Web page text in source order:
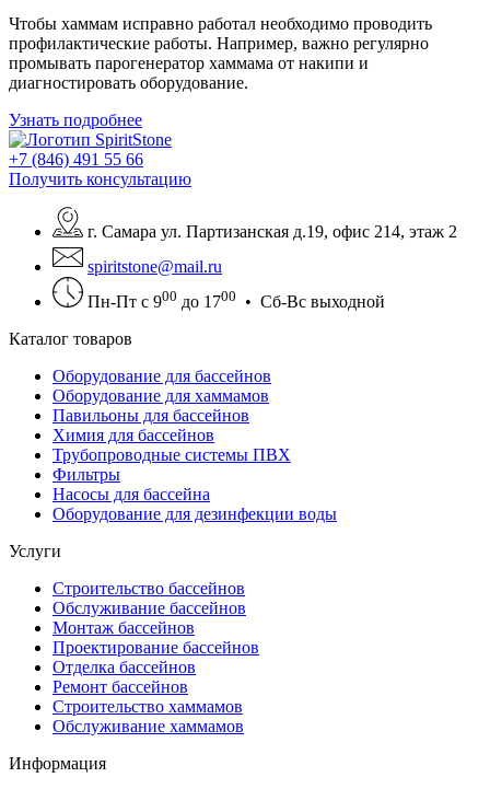
Чтобы хаммам исправно работал необходимо проводить
профилактические работы. Например, важно регулярно
промывать парогенератор хаммама от накипи и
диагностировать оборудование.
Узнать подробнее
+7 (846) 491 55 66
Получить консультацию
г. Самара ул. Партизанская д.19, офис 214, этаж 2
spiritstone@mail.ru
Пн-Пт с 900 до 1700
• Сб-Вс выходной
Каталог товаров
Оборудование для бассейнов
Оборудование для хаммамов
Павильоны для бассейнов
Химия для бассейнов
Трубопроводные системы ПВХ
Фильтры
Насосы для бассейна
Оборудование для дезинфекции воды
Услуги
Строительство бассейнов
Обслуживание бассейнов
Монтаж бассейнов
Проектирование бассейнов
Отделка бассейнов
Ремонт бассейнов
Строительство хаммамов
Обслуживание хаммамов
Информация